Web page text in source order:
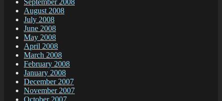
September 2008
August 2008
July 2008
June 2008
May 2008
April 2008
March 2008
February 2008
January 2008
December 2007
November 2007